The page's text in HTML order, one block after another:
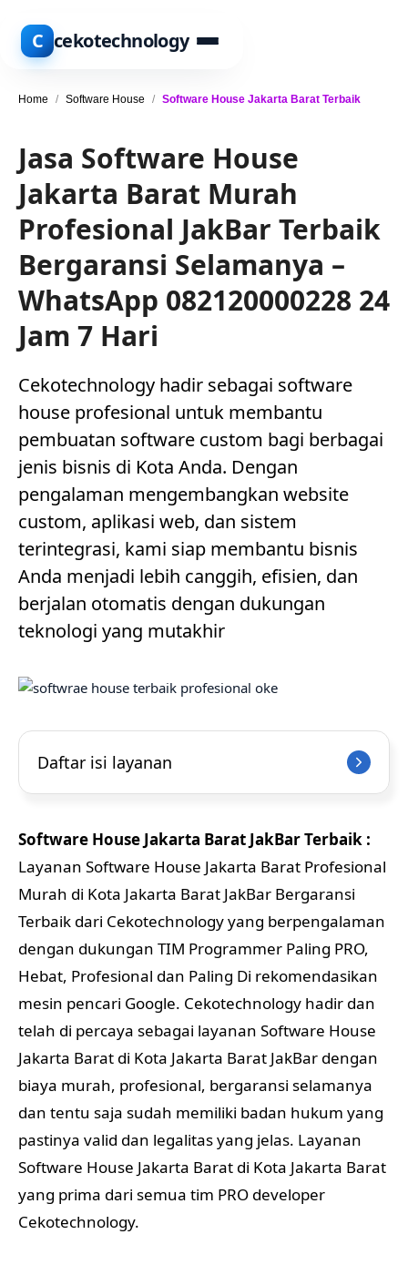
C cekotechnology
Home / Software House / Software House Jakarta Barat Terbaik
Jasa Software House
Jakarta Barat Murah
Profesional JakBar Terbaik
Bergaransi Selamanya –
WhatsApp 082120000228 24
Jam 7 Hari
Cekotechnology hadir sebagai software
house profesional untuk membantu
pembuatan software custom bagi berbagai
jenis bisnis di Kota Anda. Dengan
pengalaman mengembangkan website
custom, aplikasi web, dan sistem
terintegrasi, kami siap membantu bisnis
Anda menjadi lebih canggih, efisien, dan
berjalan otomatis dengan dukungan
teknologi yang mutakhir
Daftar isi layanan
Software House Jakarta Barat JakBar Terbaik :
Layanan Software House Jakarta Barat Profesional
Murah di Kota Jakarta Barat JakBar Bergaransi
Terbaik dari Cekotechnology yang berpengalaman
dengan dukungan TIM Programmer Paling PRO,
Hebat, Profesional dan Paling Di rekomendasikan
mesin pencari Google. Cekotechnology hadir dan
telah di percaya sebagai layanan Software House
Jakarta Barat di Kota Jakarta Barat JakBar dengan
biaya murah, profesional, bergaransi selamanya
dan tentu saja sudah memiliki badan hukum yang
pastinya valid dan legalitas yang jelas. Layanan
Software House Jakarta Barat di Kota Jakarta Barat
yang prima dari semua tim PRO developer
Cekotechnology.